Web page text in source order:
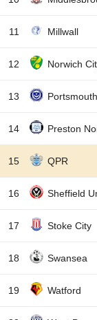
11 Millwall
12 Norwich
13 Portsmouth
14 Preston
15 QPR
16 Sheffield
17 Stoke City
18 Swansea
19 Watford